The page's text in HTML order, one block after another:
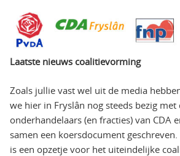
Laatste nieuws coalitievorming
Zoals jullie vast wel uit de media
we hier in Fryslân nog steeds bezig
onderhandelaars (en fracties) van CDA
samen een koersdocument
is een opzetje voor het uiteindelijke